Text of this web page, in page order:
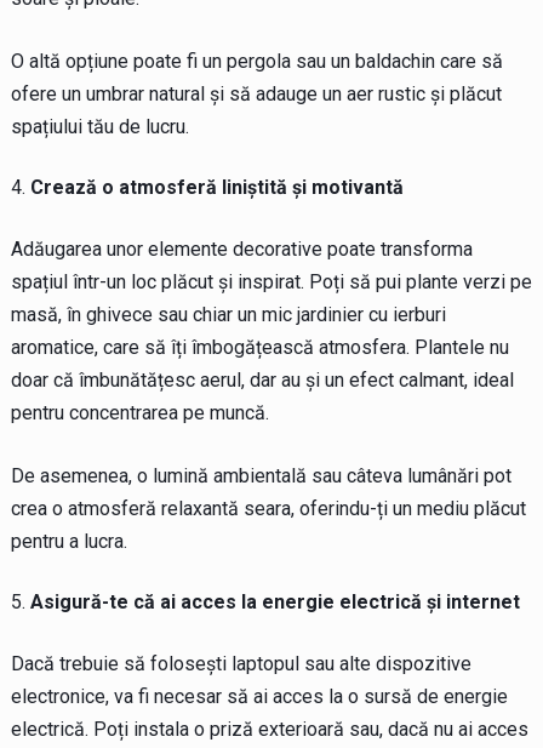
O altă opțiune poate fi un pergola sau un baldachin care să
ofere un umbrar natural și să adauge un aer rustic și plăcut
spațiului tău de lucru.
Crează o atmosferă liniștită și motivantă
Adăugarea unor elemente decorative poate transforma
spațiul într-un loc plăcut și inspirat. Poți să pui plante verzi pe
masă, în ghivece sau chiar un mic jardinier cu ierburi
aromatice, care să îți îmbogățească atmosfera. Plantele nu
doar că îmbunătățesc aerul, dar au și un efect calmant, ideal
pentru concentrarea pe muncă.
De asemenea, o lumină ambientală sau câteva lumânări pot
crea o atmosferă relaxantă seara, oferindu-ți un mediu plăcut
pentru a lucra.
Asigură-te că ai acces la energie electrică și internet
Dacă trebuie să folosești laptopul sau alte dispozitive
electronice, va fi necesar să ai acces la o sursă de energie
electrică. Poți instala o priză exterioară sau, dacă nu ai acces